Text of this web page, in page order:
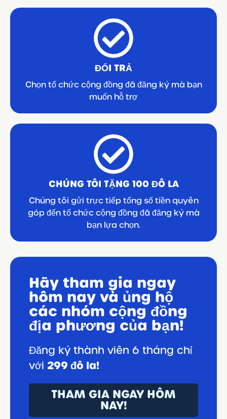
ĐỔI TRẢ
Chọn tổ chức cộng đồng đã đăng ký mà bạn
muốn hỗ trợ
CHÚNG TÔI TẶNG 100 ĐÔ LA
Chúng tôi gửi trực tiếp tổng số tiền quyên
góp đến tổ chức cộng đồng đã đăng ký mà
bạn lựa chọn.
Hãy tham gia ngay
hôm nay và ủng hộ
các nhóm cộng đồng
địa phương của bạn!
Đăng ký thành viên 6 tháng chỉ
với 299 đô la!
THAM GIA NGAY HÔM
NAY!